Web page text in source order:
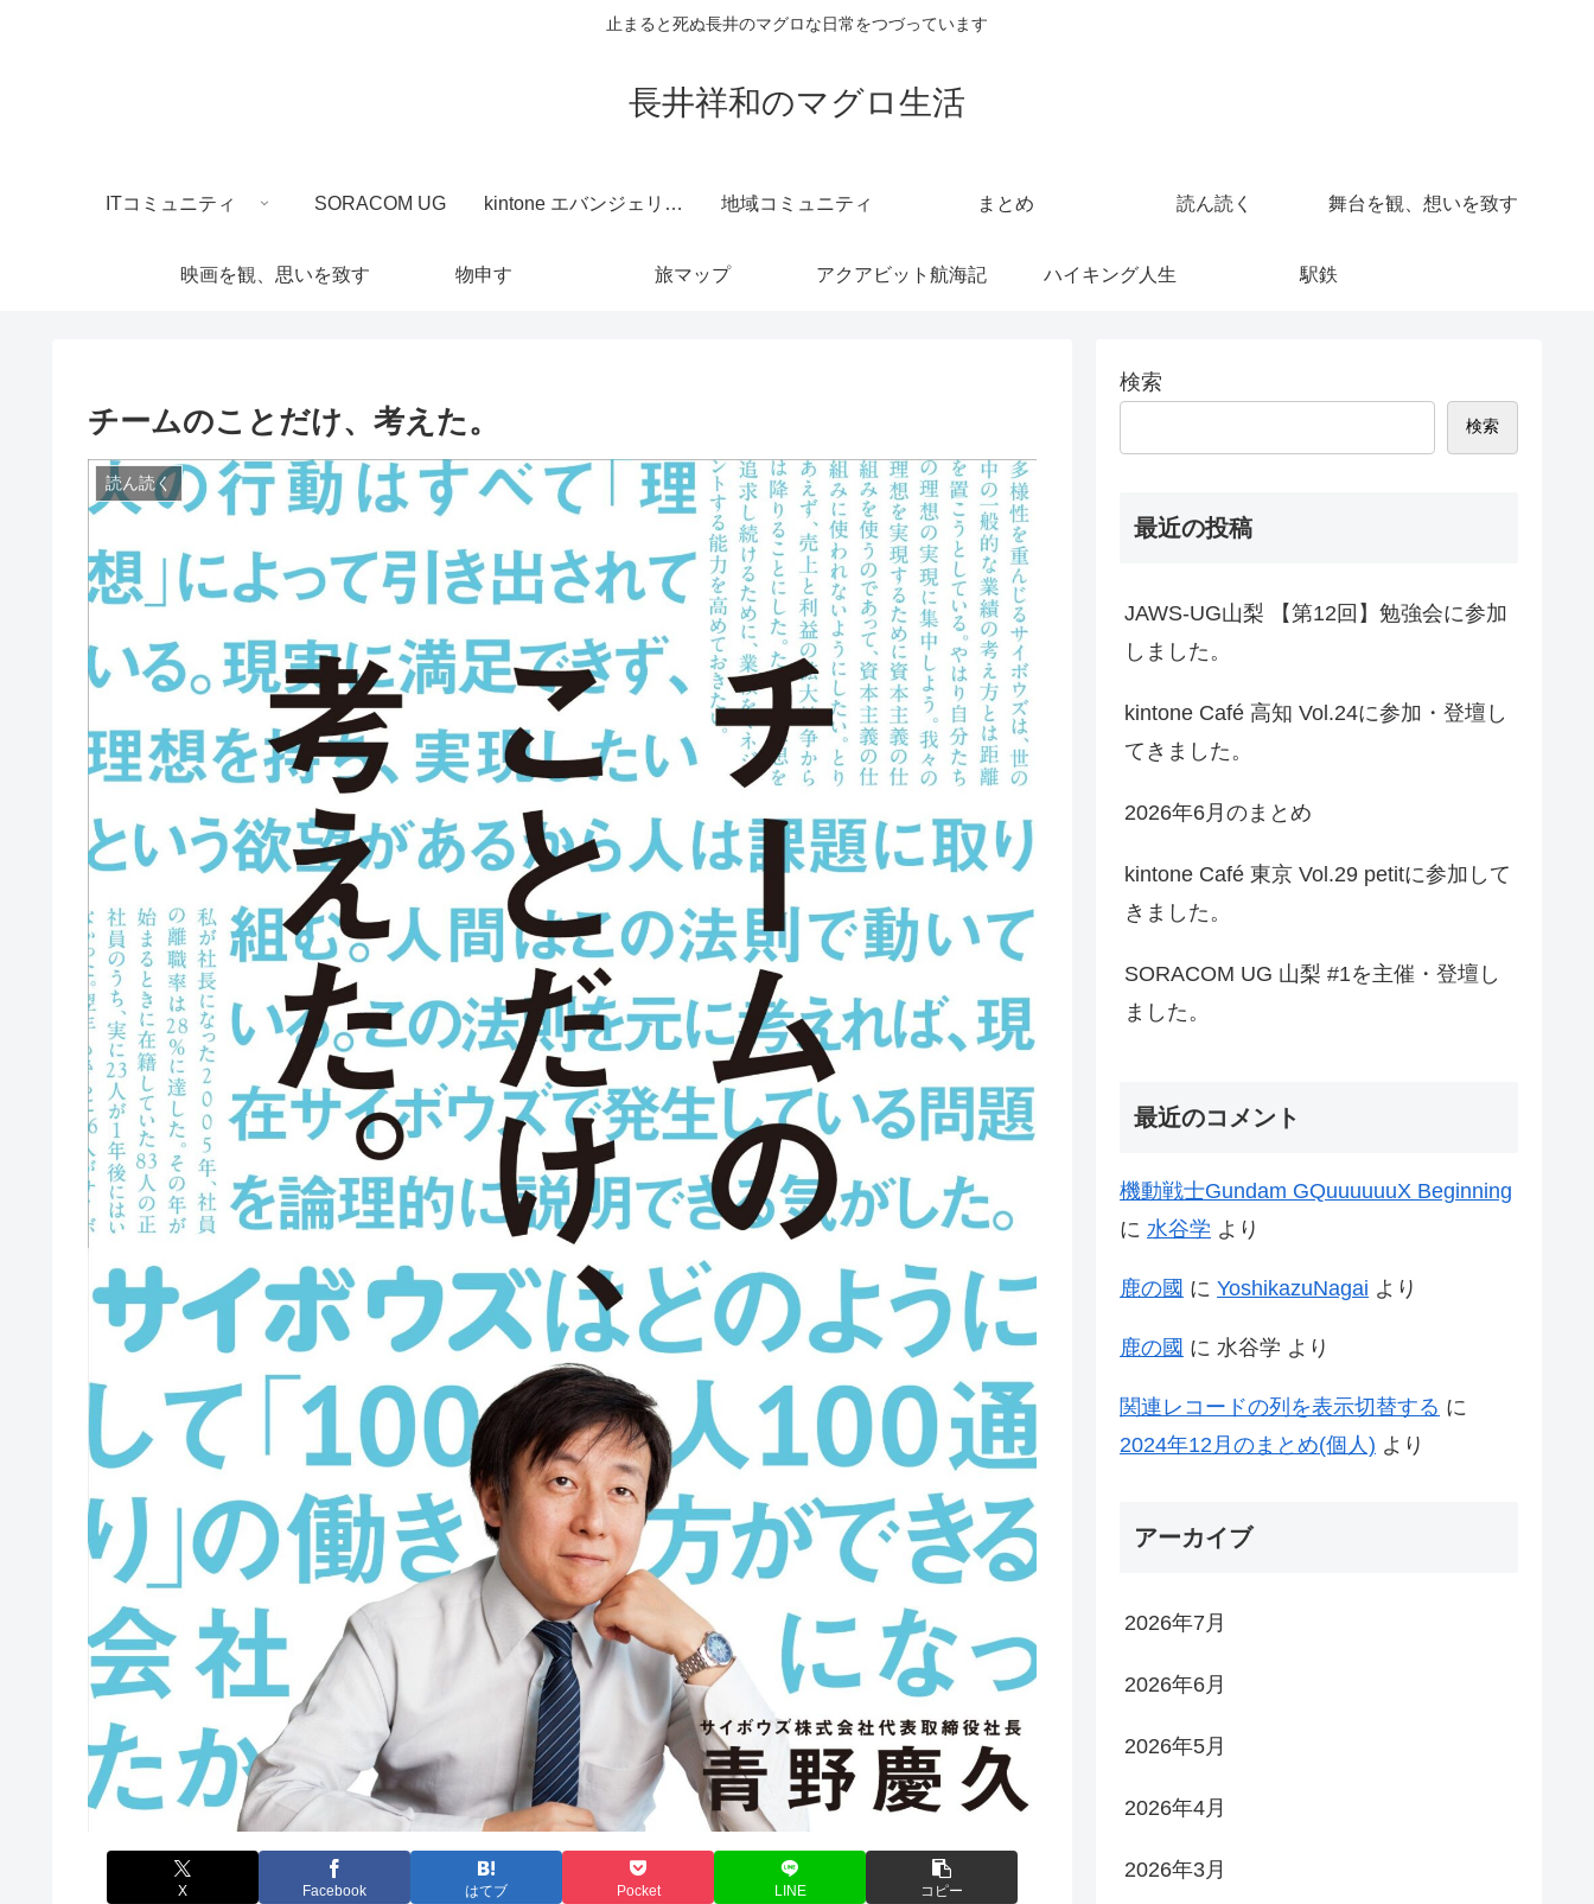
止まると死ぬ長井のマグロな日常をつづっています
長井祥和のマグロ生活
ITコミュニティ SORACOM UG kintone エバンジェリスト 地域コミュニティ まとめ 読ん読く 舞台を観、想いを致す
映画を観、思いを致す 物申す 旅マップ アクアビット航海記 ハイキング人生 駅鉄
チームのことだけ、考えた。
読ん読く
X Facebook はてブ Pocket LINE コピー
検索
検索
最近の投稿
JAWS-UG山梨 【第12回】勉強会に参加
しました。
kintone Café 高知 Vol.24に参加・登壇し
てきました。
2026年6月のまとめ
kintone Café 東京 Vol.29 petitに参加して
きました。
SORACOM UG 山梨 #1を主催・登壇し
ました。
最近のコメント
機動戦士Gundam GQuuuuuuX Beginning
に 水谷学 より
鹿の國 に YoshikazuNagai より
鹿の國 に 水谷学 より
関連レコードの列を表示切替する に
2024年12月のまとめ(個人) より
アーカイブ
2026年7月
2026年6月
2026年5月
2026年4月
2026年3月